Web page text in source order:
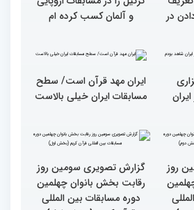
هشت بار مقام اول رشته
ترتیل را در مسابقات اروپایی
و آلمان کسب کرده ام